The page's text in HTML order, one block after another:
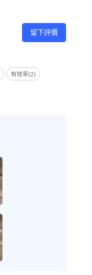
留下評價
有效率(2)